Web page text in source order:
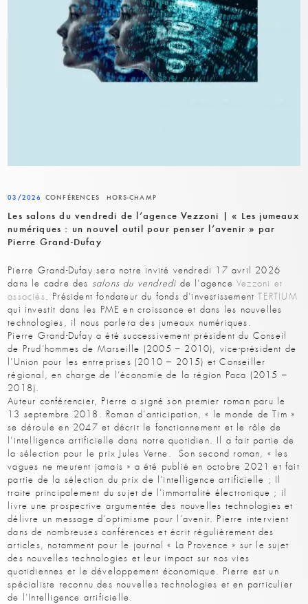
03/2026 CONFÉRENCES HORS-CHAMP
Les salons du vendredi de l’agence Vezzoni | « Les jumeaux
numériques : un nouvel outil pour penser l’avenir » par
Pierre Grand-Dufay
Pierre Grand-Dufay sera notre invité vendredi 17 avril 2026
dans le cadre des salons du vendredi de l’agenceVezzoni et
associés. Président fondateur du fonds d’investissementTERTIUM
qui investit dans les PME en croissance et dans les nouvelles
technologies, il nous parlera des jumeaux numériques.
Pierre Grand-Dufay a été successivement président du Conseil
de Prud’hommes de Marseille (2005 – 2010), vice-président de
l’Union pour les entreprises (2010 – 2015) et Conseiller
régional, en charge de l’économie de la région Paca (2015 –
2018).
Auteur conférencier, Pierre a signé son premier roman paru le
13 septembre 2018. Roman d’anticipation, « le monde de Tim »
se déroule en 2047 et décrit le fonctionnement et le rôle de
l’intelligence artificielle dans notre quotidien. Il a fait partie de
la sélection pour le prix Jules Verne. Son second roman, « les
vagues ne meurent jamais » a été publié en octobre 2021 et fait
partie de la sélection du prix de l’intelligence artificielle ; Il
traite principalement du sujet de l’immortalité électronique ; il
livre une prospective argumentée des nouvelles technologies et
délivre un message d’optimisme pour l’avenir. Pierre intervient
dans de nombreuses conférences et écrit régulièrement des
articles, notamment pour le journal « La Provence » sur le sujet
des nouvelles technologies et leur impact sur nos vies
quotidiennes et le développement économique. Pierre est un
spécialiste reconnu des nouvelles technologies et en particulier
de l’Intelligence artificielle.